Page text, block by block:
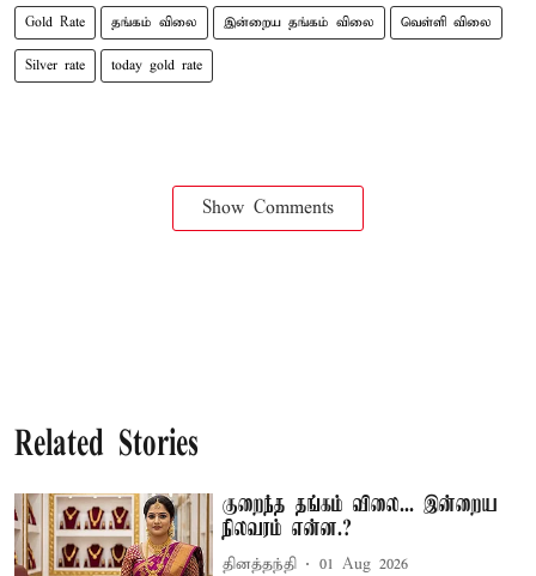
Gold Rate தங்கம் விலை இன்றைய தங்கம் விலை வெள்ளி விலை
Silver rate today gold rate
Show Comments
Related Stories
குறைந்த தங்கம் விலை... இன்றைய
நிலவரம் என்ன.?
தினத்தந்தி 01 Aug 2026